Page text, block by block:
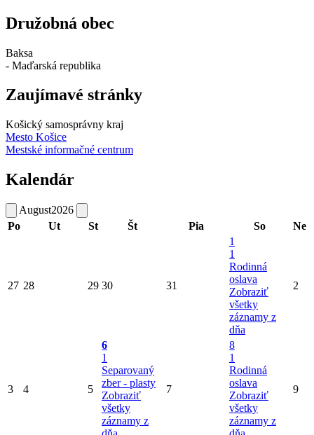
Družobná obec
Baksa
- Maďarská republika
Zaujímavé stránky
Košický samosprávny kraj
Mesto Košice
Mestské informačné centrum
Kalendár
August2026
Po
Ut St Št Pia So Ne
27 28 29 30 31
1
1
Rodinná
oslava
Zobraziť
všetky
záznamy z
dňa
2
3 4 5
6
1
Separovaný
zber - plasty
Zobraziť
všetky
záznamy z
7
8
1
Rodinná
oslava
Zobraziť
všetky
záznamy z
9